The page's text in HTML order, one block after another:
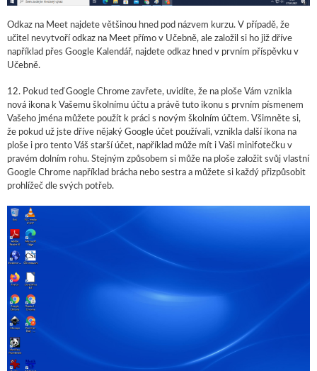
Odkaz na Meet najdete většinou hned pod názvem kurzu. V případě, že
učitel nevytvoří odkaz na Meet přímo v Učebně, ale založil si ho již dříve
například přes Google Kalendář, najdete odkaz hned v prvním příspěvku v
Učebně.
12. Pokud teď Google Chrome zavřete, uvidíte, že na ploše Vám vznikla
nová ikona k Vašemu školnímu účtu a právě tuto ikonu s prvním písmenem
Vašeho jména můžete použít k práci s novým školním účtem. Všimněte si,
že pokud už jste dříve nějaký Google účet používali, vznikla další ikona na
ploše i pro tento Váš starší účet, například může mít i Vaši minifotečku v
pravém dolním rohu. Stejným způsobem si může na ploše založit svůj vlastní
Google Chrome například brácha nebo sestra a můžete si každý přizpůsobit
prohlížeč dle svých potřeb.